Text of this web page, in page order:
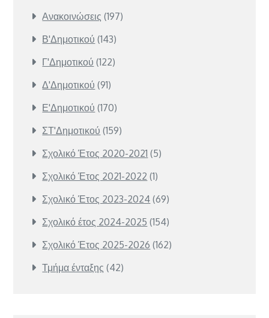
Ανακοινώσεις (197)
Β'Δημοτικού (143)
Γ'Δημοτικού (122)
Δ'Δημοτικού (91)
Ε'Δημοτικού (170)
ΣΤ'Δημοτικού (159)
Σχολικό Έτος 2020-2021 (5)
Σχολικό Έτος 2021-2022 (1)
Σχολικό Έτος 2023-2024 (69)
Σχολικό έτος 2024-2025 (154)
Σχολικό Έτος 2025-2026 (162)
Τμήμα ένταξης (42)